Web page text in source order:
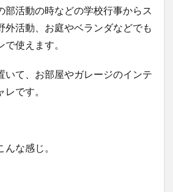
部活動の時などの学校行事からス
外活動、お庭やベランダなどでも
使えます。
いて、お部屋やガレージのインテ
です。
な感じ。